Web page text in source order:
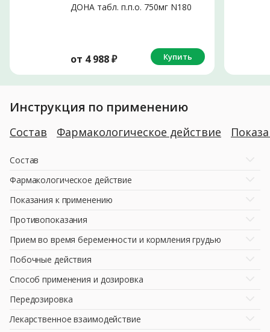
ДОНА табл. п.п.о. 750мг N180
от 4 988₽ Купить
Инструкция по применению
Состав Фармакологическое действие
Состав
Фармакологическое действие
Показания к применению
Противопоказания
Прием во время беременности и кормления грудью
Побочные действия
Способ применения и дозировка
Передозировка
Лекарственное взаимодействие